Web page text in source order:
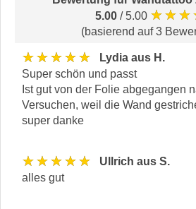
5.00 / 5.00
(basierend auf 3
★★★★★
Lydia aus H.
Super schön und passt
Ist gut von der Folie abgegangen
Versuchen, weil die Wand
super danke
★★★★★
Ullrich aus S.
alles gut